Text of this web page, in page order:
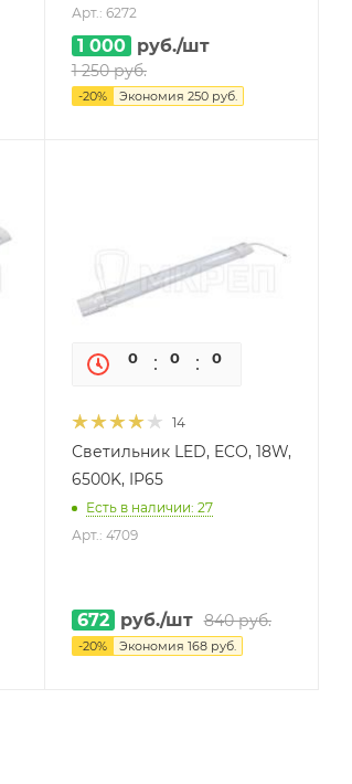
Арт.: 6272
1 000 руб./шт
1 250руб.
-20% Экономия 250руб.
0 0 0
14
Светильник LED, ECO, 18W,
6500K, IP65
Есть в наличии: 27
Арт.: 4709
672 руб./шт 840руб.
-20% Экономия 168руб.